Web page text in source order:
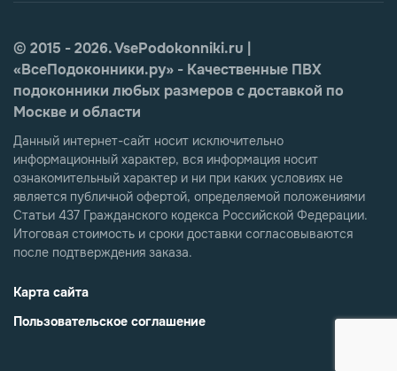
© 2015 - 2026. VsePodokonniki.ru |
«ВсеПодоконники.ру» - Качественные ПВХ
подоконники любых размеров с доставкой по
Москве и области
Данный интернет-сайт носит исключительно
информационный характер, вся информация носит
ознакомительный характер и ни при каких условиях не
является публичной офертой, определяемой положениями
Статьи 437 Гражданского кодекса Российской Федерации.
Итоговая стоимость и сроки доставки согласовываются
после подтверждения заказа.
Карта сайта
Пользовательское соглашение